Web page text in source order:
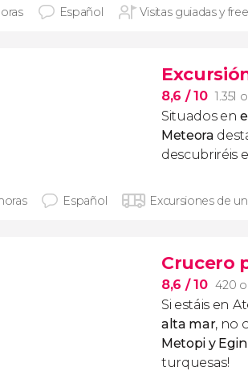
Español Visitas guiadas y
8,6 / 10 1.351
Situados en
Meteora
descubriréis
Español Excursiones de
Crucero
8,6 / 10 420
Si estáis en
alta mar, no
Metopi y
turquesas!